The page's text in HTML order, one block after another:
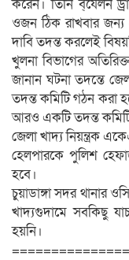
করেন। তিনি ব্েযলন
ওজন ঠিক রাখবার জন্য
দাবি তদন্ত করলেই
খুলনা বিভাগের
জানান ঘটনা তদন্তে
তদন্ত কমিটি গঠন করা
আরও একটি তদন্ত
জেলা খাদ্য নিয়ন্ত্রক
হেলপারকে পুলিশ
হবে।
চুয়াডাঙ্গা সদর থানার
খাদ্যগুদামে সবকিছু
হয়নি।